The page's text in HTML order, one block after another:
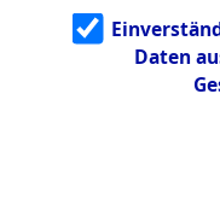
g
5.3.3Daten